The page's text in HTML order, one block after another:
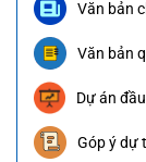
Văn bản
Văn bản
Dự án
Góp ý dự